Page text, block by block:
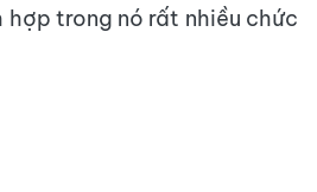
trong nó rất nhiều chức